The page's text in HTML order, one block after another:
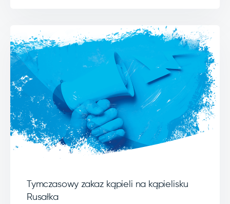
Tymczasowy zakaz kąpieli na kąpielisku
Rusałka